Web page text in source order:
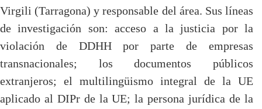
Virgili (Tarragona) y responsable del área. Sus líneas
de investigación son: acceso a la justicia por la
violación de DDHH por parte de empresas
transnacionales; los documentos públicos
extranjeros; el multilingüismo integral de la UE
aplicado al DIPr de la UE; la persona jurídica de la